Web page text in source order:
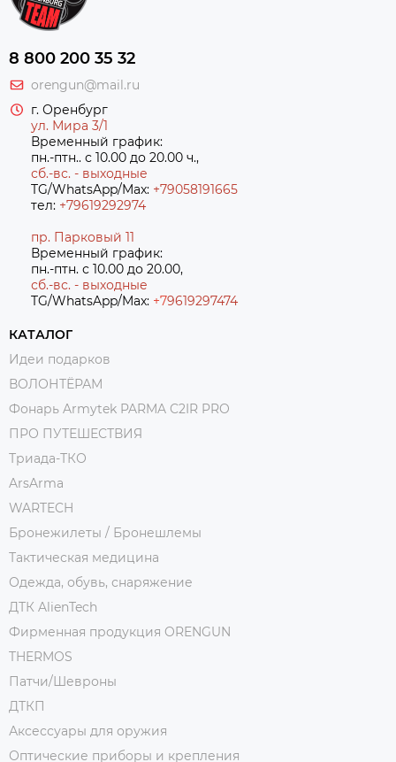
8 800 200 35 32
orengun@mail.ru
г. Оренбург
ул. Мира 3/1
Временный график:
пн.-птн.. с 10.00 до 20.00 ч.,
сб.-вс. - выходные
TG/WhatsApp/Max: +79058191665
тел: +79619292974
пр. Парковый 11
Временный график:
пн.-птн. с 10.00 до 20.00,
сб.-вс. - выходные
TG/WhatsApp/Max: +79619297474
КАТАЛОГ
Идеи подарков
ВОЛОНТЁРАМ
Фонарь Armytek PARMA C2IR PRO
ПРО ПУТЕШЕСТВИЯ
Триада-ТКО
ArsArma
WARTECH
Бронежилеты / Бронешлемы
Тактическая медицина
Одежда, обувь, снаряжение
ДТК AlienTech
Фирменная продукция ORENGUN
THERMOS
Патчи/Шевроны
ДТКП
Аксессуары для оружия
Оптические приборы и крепления